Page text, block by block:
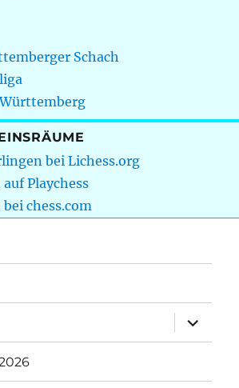
Schach
bei Lichess.org
Playchess
chess.com
öffnen